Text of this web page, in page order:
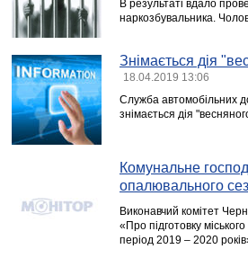
В результаті вдало
наркозбувальника.
Знімається дія
18.04.2019 13:06
Служба автомобільних
знімається дія
Комунальне
опалювального
Виконавчий комітет
«Про підготовку
період 2019 – 2020